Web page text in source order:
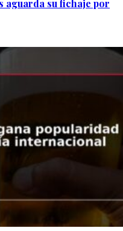
aguarda su fichaje por